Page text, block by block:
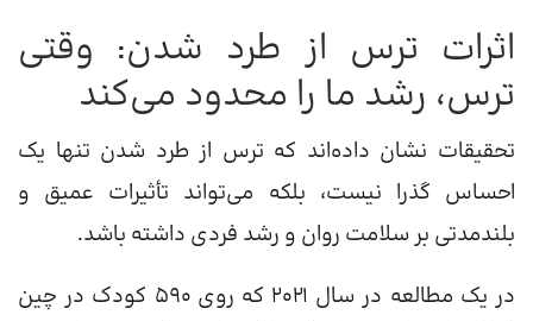
اثرات ترس از طرد شدن: وقتی
ترس، رشد ما را محدود می‌کند
تحقیقات نشان داده‌اند که ترس از طرد شدن تنها یک
احساس گذرا نیست، بلکه می‌تواند تأثیرات عمیق و
بلندمدتی بر سلامت روان و رشد فردی داشته باشد.
در یک مطالعه در سال ۲۰۲۱ که روی ۵۹۰ کودک در چین